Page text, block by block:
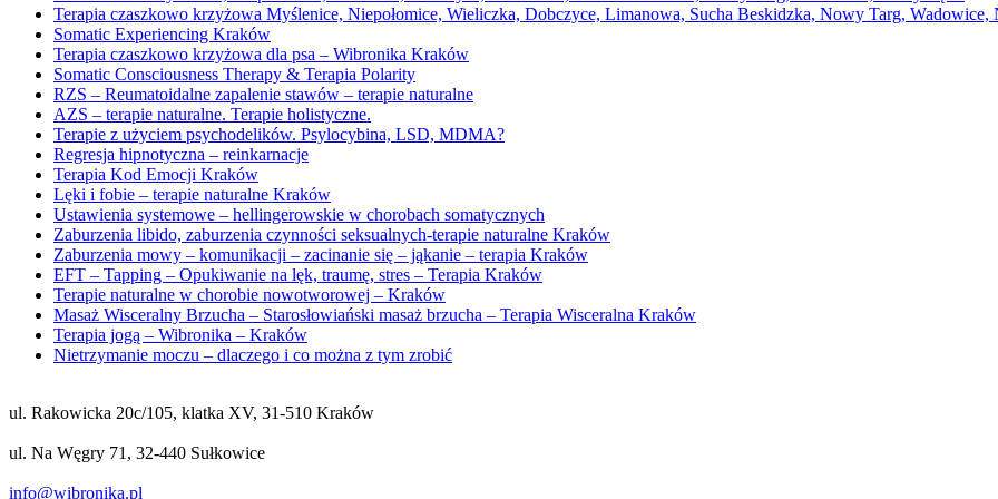
Terapia czaszkowo krzyżowa Myślenice, Niepołomice, Wieliczka, Dobczyce, Limanowa, Sucha Beskidzka, Nowy Targ, Wadowice,
Somatic Experiencing Kraków
Terapia czaszkowo krzyżowa dla psa – Wibronika Kraków
Somatic Consciousness Therapy & Terapia Polarity
RZS – Reumatoidalne zapalenie stawów – terapie naturalne
AZS – terapie naturalne. Terapie holistyczne.
Terapie z użyciem psychodelików. Psylocybina, LSD, MDMA?
Regresja hipnotyczna – reinkarnacje
Terapia Kod Emocji Kraków
Lęki i fobie – terapie naturalne Kraków
Ustawienia systemowe – hellingerowskie w chorobach somatycznych
Zaburzenia libido, zaburzenia czynności seksualnych-terapie naturalne Kraków
Zaburzenia mowy – komunikacji – zacinanie się – jąkanie – terapia Kraków
EFT – Tapping – Opukiwanie na lęk, traumę, stres – Terapia Kraków
Terapie naturalne w chorobie nowotworowej – Kraków
Masaż Wisceralny Brzucha – Starosłowiański masaż brzucha – Terapia Wisceralna Kraków
Terapia jogą – Wibronika – Kraków
Nietrzymanie moczu – dlaczego i co można z tym zrobić
ul. Rakowicka 20c/105, klatka XV, 31-510 Kraków
ul. Na Węgry 71, 32-440 Sułkowice
info@wibronika.pl